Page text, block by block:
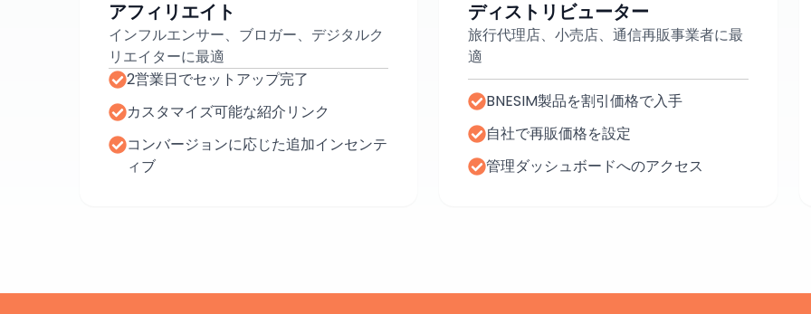
アフィリエイト
インフルエンサー、ブロガー、デジタルク
リエイターに最適
2営業日でセットアップ完了
カスタマイズ可能な紹介リンク
コンバージョンに応じた追加インセンテ
ィブ
ディストリビューター
旅行代理店、小売店、通信再販事業者に最
適
BNESIM製品を割引価格で入手
自社で再販価格を設定
管理ダッシュボードへのアクセス